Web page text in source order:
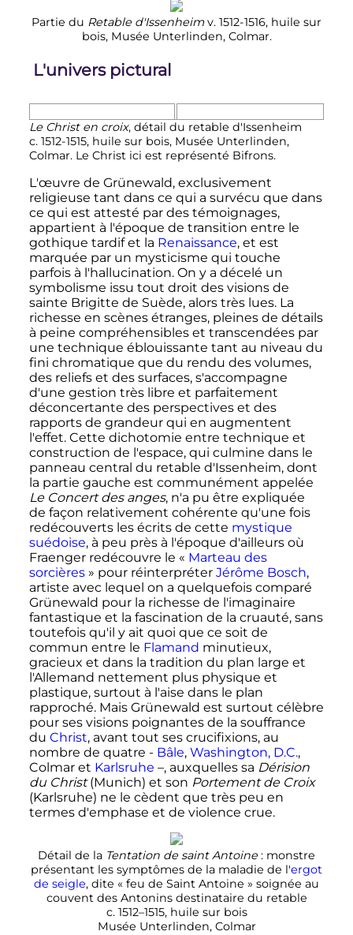
Partie du Retable d'Issenheimv. 1512-1516, huile sur
bois, Musée Unterlinden, Colmar.
L'univers pictural
Le Christ en croix, détail du retable d'Issenheim
c. 1512-1515, huile sur bois, Musée Unterlinden,
Colmar. Le Christ ici est représenté Bifrons.
L'œuvre de Grünewald, exclusivement
religieuse tant dans ce qui a survécu que dans
ce qui est attesté par des témoignages,
appartient à l'époque de transition entre le
gothique tardif et la Renaissance, et est
marquée par un mysticisme qui touche
parfois à l'hallucination. On y a décelé un
symbolisme issu tout droit des visions de
sainte Brigitte de Suède, alors très lues. La
richesse en scènes étranges, pleines de détails
à peine compréhensibles et transcendées par
une technique éblouissante tant au niveau du
fini chromatique que du rendu des volumes,
des reliefs et des surfaces, s'accompagne
d'une gestion très libre et parfaitement
déconcertante des perspectives et des
rapports de grandeur qui en augmentent
l'effet. Cette dichotomie entre technique et
construction de l'espace, qui culmine dans le
panneau central du retable d'Issenheim, dont
la partie gauche est communément appelée
Le Concert des anges, n'a pu être expliquée
de façon relativement cohérente qu'une fois
redécouverts les écrits de cette mystique
suédoise, à peu près à l'époque d'ailleurs où
Fraenger redécouvre le « Marteau des
sorcières » pour réinterpréter Jérôme Bosch,
artiste avec lequel on a quelquefois comparé
Grünewald pour la richesse de l'imaginaire
fantastique et la fascination de la cruauté, sans
toutefois qu'il y ait quoi que ce soit de
commun entre le Flamand minutieux,
gracieux et dans la tradition du plan large et
l'Allemand nettement plus physique et
plastique, surtout à l'aise dans le plan
rapproché. Mais Grünewald est surtout célèbre
pour ses visions poignantes de la souffrance
du Christ, avant tout ses crucifixions, au
nombre de quatre - Bâle, Washington, D.C.,
Colmar et Karlsruhe –, auxquelles sa Dérision
du Christ(Munich) et son Portement de Croix
(Karlsruhe) ne le cèdent que très peu en
termes d'emphase et de violence crue.
Détail de la Tentation de saint Antoine : monstre
présentant les symptômes de la maladie de l'ergot
de seigle, dite « feu de Saint Antoine » soignée au
couvent des Antonins destinataire du retable
c. 1512–1515, huile sur bois
Musée Unterlinden, Colmar